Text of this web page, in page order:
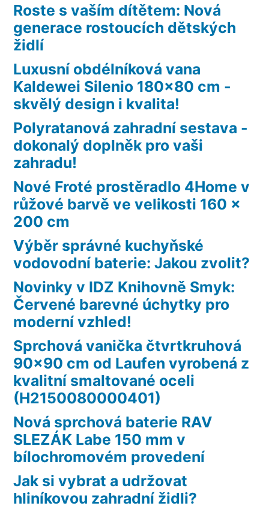
Roste s vaším dítětem: Nová
generace rostoucích dětských
židlí
Luxusní obdélníková vana
Kaldewei Silenio 180×80 cm -
skvělý design i kvalita!
Polyratanová zahradní sestava -
dokonalý doplněk pro vaši
zahradu!
Nové Froté prostěradlo 4Home v
růžové barvě ve velikosti 160 x
200 cm
Výběr správné kuchyňské
vodovodní baterie: Jakou zvolit?
Novinky v IDZ Knihovně Smyk:
Červené barevné úchytky pro
moderní vzhled!
Sprchová vanička čtvrtkruhová
90×90 cm od Laufen vyrobená z
kvalitní smaltované oceli
(H2150080000401)
Nová sprchová baterie RAV
SLEZÁK Labe 150 mm v
bílochromovém provedení
Jak si vybrat a udržovat
hliníkovou zahradní židli?